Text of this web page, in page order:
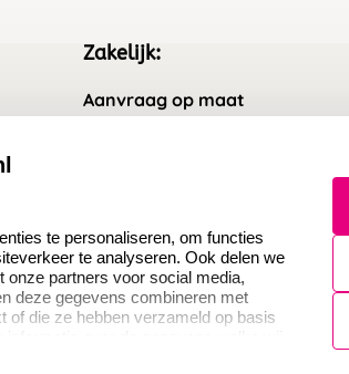
Zakelijk:
Aanvraag op maat
te personaliseren, om functies
te analyseren. Ook delen we
onze partners voor social media,
deze gegevens combineren met
of die ze hebben verzameld op basis
privacy statement.